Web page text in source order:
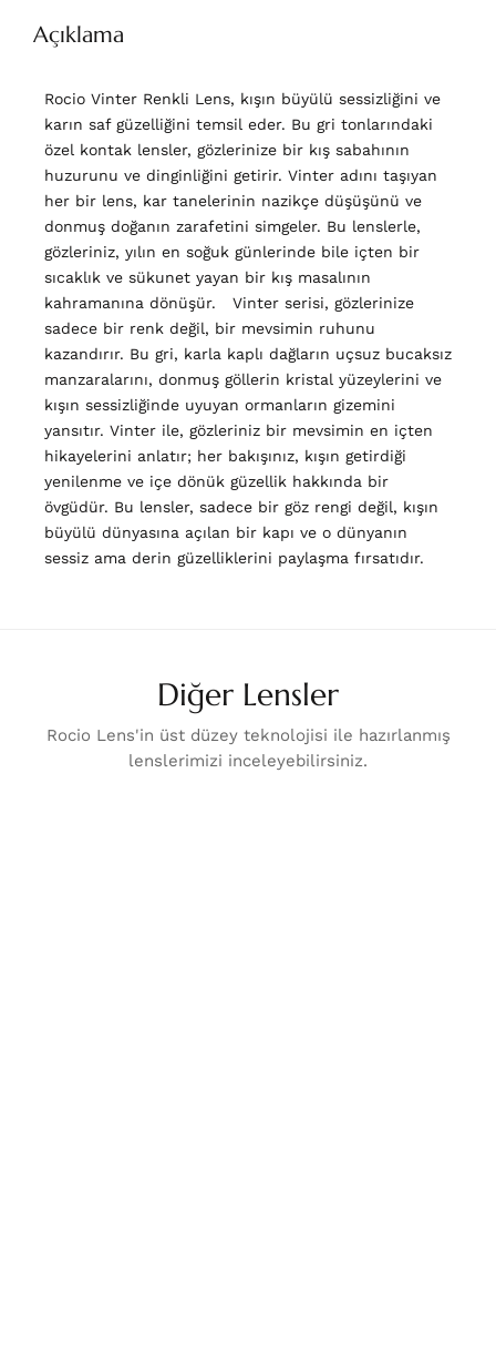
Açıklama
Rocio Vinter Renkli Lens, kışın büyülü sessizliğini ve
karın saf güzelliğini temsil eder. Bu gri tonlarındaki
özel kontak lensler, gözlerinize bir kış sabahının
huzurunu ve dinginliğini getirir. Vinter adını taşıyan
her bir lens, kar tanelerinin nazikçe düşüşünü ve
donmuş doğanın zarafetini simgeler. Bu lenslerle,
gözleriniz, yılın en soğuk günlerinde bile içten bir
sıcaklık ve sükunet yayan bir kış masalının
kahramanına dönüşür. Vinter serisi, gözlerinize
sadece bir renk değil, bir mevsimin ruhunu
kazandırır. Bu gri, karla kaplı dağların uçsuz bucaksız
manzaralarını, donmuş göllerin kristal yüzeylerini ve
kışın sessizliğinde uyuyan ormanların gizemini
yansıtır. Vinter ile, gözleriniz bir mevsimin en içten
hikayelerini anlatır; her bakışınız, kışın getirdiği
yenilenme ve içe dönük güzellik hakkında bir
övgüdür. Bu lensler, sadece bir göz rengi değil, kışın
büyülü dünyasına açılan bir kapı ve o dünyanın
sessiz ama derin güzelliklerini paylaşma fırsatıdır.
Diğer Lensler
Rocio Lens'in üst düzey teknolojisi ile hazırlanmış
lenslerimizi inceleyebilirsiniz.